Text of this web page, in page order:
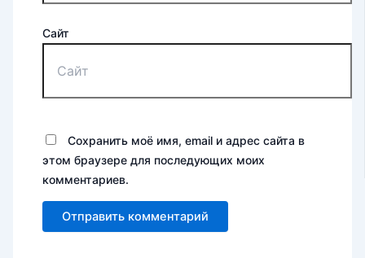
Сайт
Сохранить моё имя, email и адрес сайта в
этом браузере для последующих моих
комментариев.